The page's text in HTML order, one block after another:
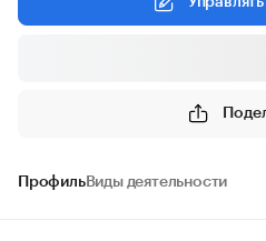
ПрофильВиды деятельности